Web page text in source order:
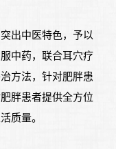
出中医特色，予以
中药，联合耳穴疗
方法，针对肥胖患
胖患者提供全方位
质量。